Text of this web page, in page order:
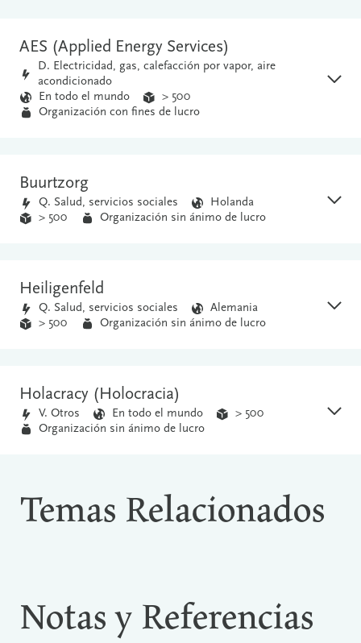
AES (Applied Energy Services)
D. Electricidad, gas, calefacción por vapor, aire
acondicionado
En todo el mundo
> 500
Organización con fines de lucro
Buurtzorg
Q. Salud, servicios sociales
Holanda
> 500
Organización sin ánimo de lucro
Heiligenfeld
Q. Salud, servicios sociales
Alemania
> 500
Organización sin ánimo de lucro
Holacracy (Holocracia)
V. Otros En todo el mundo
> 500
Organización sin ánimo de lucro
Temas Relacionados
Notas y Referencias